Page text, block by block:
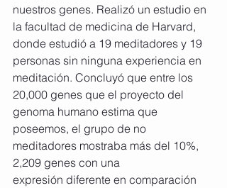
nuestros genes. Realizó un estudio en
la facultad de medicina de Harvard,
donde estudió a 19 meditadores y 19
personas sin ninguna experiencia en
meditación. Concluyó que entre los
20,000 genes que el proyecto del
genoma humano estima que
poseemos, el grupo de no
meditadores mostraba más del 10%,
2,209 genes con una
expresión diferente en comparación